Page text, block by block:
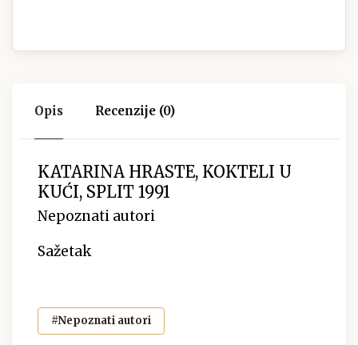
Opis Recenzije (0)
KATARINA HRASTE, KOKTELI U
KUĆI, SPLIT 1991
Nepoznati autori
Sažetak
#Nepoznati autori